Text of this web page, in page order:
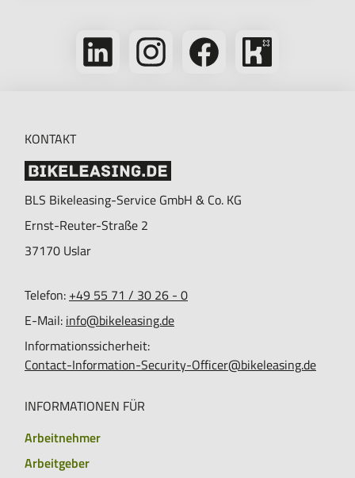
Folge
uns
Folge
uns
Folge
uns
Bikeleasing
auf
KONTAKT
BLS Bikeleasing-Service GmbH & Co. KG
Ernst-Reuter-Straße 2
37170 Uslar
Telefon: +49 55 71 / 30 26 - 0
E-Mail: info@bikeleasing.de
Informationssicherheit:
Contact-Information-Security-Officer@bikeleasing.de
INFORMATIONEN FÜR
Arbeitnehmer
Arbeitgeber